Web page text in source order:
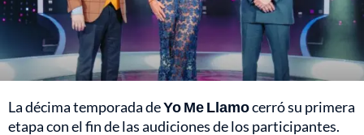
La décima temporada deYo Me Llamocerró su primera
etapa con el fin de las audiciones de los participantes.